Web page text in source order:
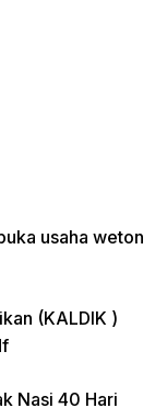
usaha weton
(KALDIK )
Nasi 40 Hari